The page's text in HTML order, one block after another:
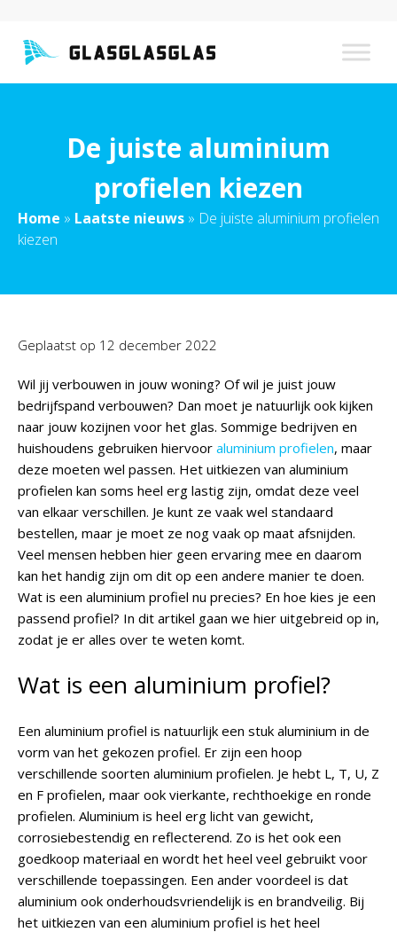
De juiste aluminium
profielen kiezen
Home » Laatste nieuws » De juiste aluminium profielen
kiezen
Geplaatst op 12 december 2022
Wil jij verbouwen in jouw woning? Of wil je juist jouw
bedrijfspand verbouwen? Dan moet je natuurlijk ook kijken
naar jouw kozijnen voor het glas. Sommige bedrijven en
huishoudens gebruiken hiervoor aluminium profielen, maar
deze moeten wel passen. Het uitkiezen van aluminium
profielen kan soms heel erg lastig zijn, omdat deze veel
van elkaar verschillen. Je kunt ze vaak wel standaard
bestellen, maar je moet ze nog vaak op maat afsnijden.
Veel mensen hebben hier geen ervaring mee en daarom
kan het handig zijn om dit op een andere manier te doen.
Wat is een aluminium profiel nu precies? En hoe kies je een
passend profiel? In dit artikel gaan we hier uitgebreid op in,
zodat je er alles over te weten komt.
Wat is een aluminium profiel?
Een aluminium profiel is natuurlijk een stuk aluminium in de
vorm van het gekozen profiel. Er zijn een hoop
verschillende soorten aluminium profielen. Je hebt L, T, U, Z
en F profielen, maar ook vierkante, rechthoekige en ronde
profielen. Aluminium is heel erg licht van gewicht,
corrosiebestendig en reflecterend. Zo is het ook een
goedkoop materiaal en wordt het heel veel gebruikt voor
verschillende toepassingen. Een ander voordeel is dat
aluminium ook onderhoudsvriendelijk is en brandveilig. Bij
het uitkiezen van een aluminium profiel is het heel